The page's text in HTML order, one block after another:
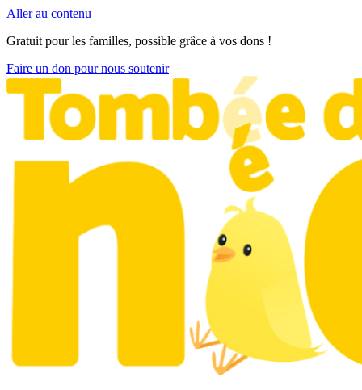
Aller au contenu
Gratuit pour les familles, possible grâce à vos dons !
Faire un don pour nous soutenir